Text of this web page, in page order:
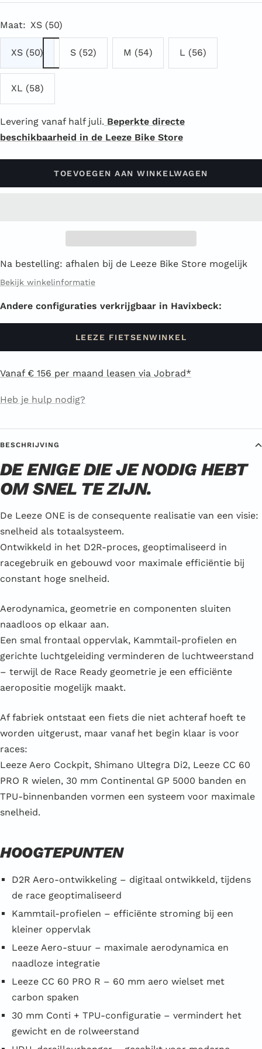
Maat: XS (50)
XS (50) S (52) M (54) L (56)
XL (58)
Levering vanaf half juli. Beperkte directe
beschikbaarheid in de Leeze Bike Store
TOEVOEGEN AAN WINKELWAGEN
Na bestelling: afhalen bij de Leeze Bike Store mogelijk
Bekijk winkelinformatie
Andere configuraties verkrijgbaar in Havixbeck:
LEEZE FIETSENWINKEL
Vanaf € 156 per maand leasen via Jobrad*
Heb je hulp nodig?
BESCHRIJVING
DE ENIGE DIE JE NODIG HEBT
OM SNEL TE ZIJN.
De Leeze ONE is de consequente realisatie van een visie:
snelheid als totaalsysteem.
Ontwikkeld in het D2R-proces, geoptimaliseerd in
racegebruik en gebouwd voor maximale efficiëntie bij
constant hoge snelheid.
Aerodynamica, geometrie en componenten sluiten
naadloos op elkaar aan.
Een smal frontaal oppervlak, Kammtail-profielen en
gerichte luchtgeleiding verminderen de luchtweerstand
– terwijl de Race Ready geometrie je een efficiënte
aeropositie mogelijk maakt.
Af fabriek ontstaat een fiets die niet achteraf hoeft te
worden uitgerust, maar vanaf het begin klaar is voor
races:
Leeze Aero Cockpit, Shimano Ultegra Di2, Leeze CC 60
PRO R wielen, 30 mm Continental GP 5000 banden en
TPU-binnenbanden vormen een systeem voor maximale
snelheid.
HOOGTEPUNTEN
D2R Aero-ontwikkeling – digitaal ontwikkeld, tijdens
de race geoptimaliseerd
Kammtail-profielen – efficiënte stroming bij een
kleiner oppervlak
Leeze Aero-stuur – maximale aerodynamica en
naadloze integratie
Leeze CC 60 PRO R – 60 mm aero wielset met
carbon spaken
30 mm Conti + TPU-configuratie – vermindert het
gewicht en de rolweerstand